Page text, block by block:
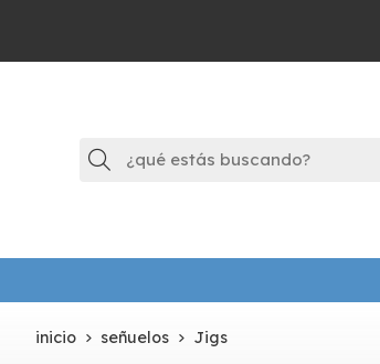
Buscar
inicio señuelos Jigs